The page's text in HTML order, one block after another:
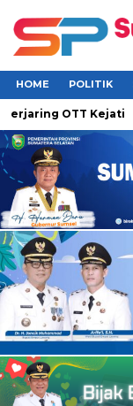
HOME POLITIK
OTT Kejati